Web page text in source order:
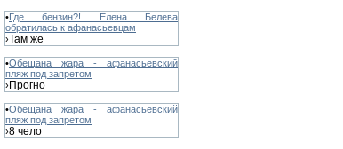
•Где бензин?! Елена Белева
обратилась к афанасьевцам
›Там же
•Обещана жара - афанасьевский
пляж под запретом
›Прогно
•Обещана жара - афанасьевский
пляж под запретом
›8 чело